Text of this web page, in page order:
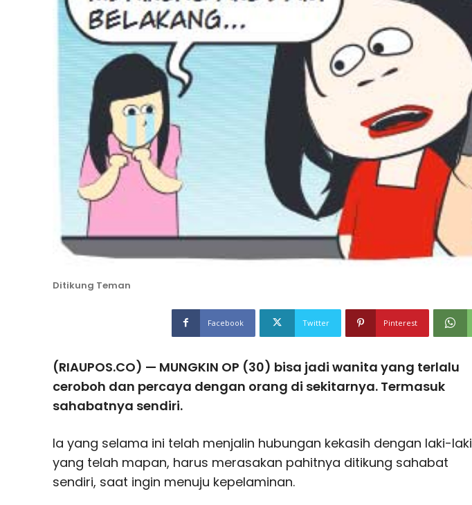
Ditikung Teman
Facebook Twitter Pinterest
(RIAUPOS.CO) — MUNGKIN OP (30) bisa jadi wanita yang terlalu
ceroboh dan percaya dengan orang di sekitarnya. Termasuk
sahabatnya sendiri.
Ia yang selama ini telah menjalin hubungan kekasih dengan laki-laki
yang telah mapan, harus merasakan pahitnya ditikung sahabat
sendiri, saat ingin menuju kepelaminan.